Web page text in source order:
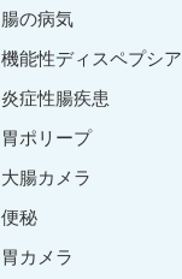
腸の病気
機能性ディスペプシア
炎症性腸疾患
胃ポリープ
大腸カメラ
便秘
胃カメラ